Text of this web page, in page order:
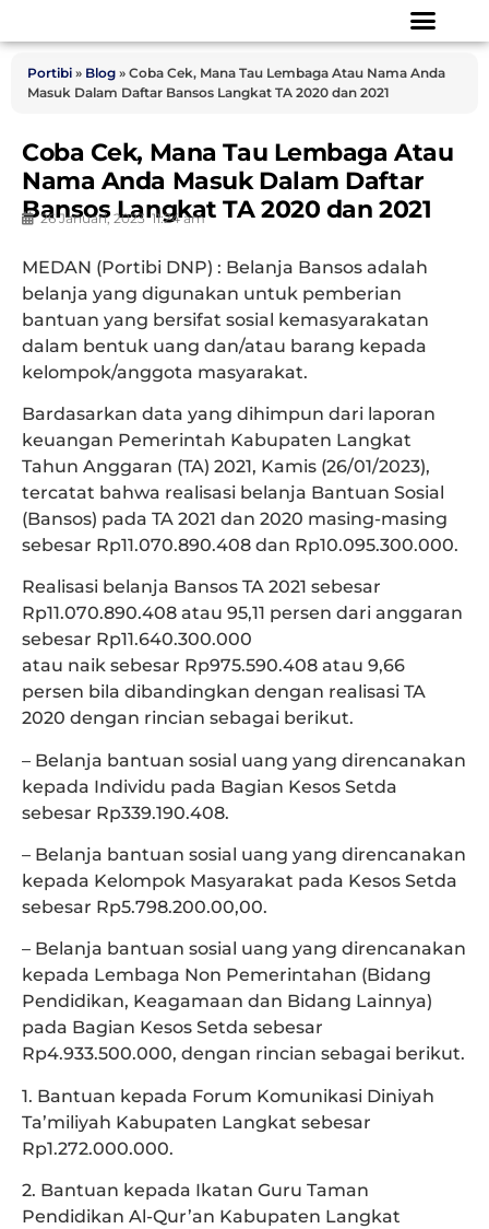
Portibi » Blog » Coba Cek, Mana Tau Lembaga Atau Nama Anda
Masuk Dalam Daftar Bansos Langkat TA 2020 dan 2021
Coba Cek, Mana Tau Lembaga Atau
Nama Anda Masuk Dalam Daftar
Bansos Langkat TA 2020 dan 2021
26 Januari, 2023 11:24 am
MEDAN (Portibi DNP) : Belanja Bansos adalah
belanja yang digunakan untuk pemberian
bantuan yang bersifat sosial kemasyarakatan
dalam bentuk uang dan/atau barang kepada
kelompok/anggota masyarakat.
Bardasarkan data yang dihimpun dari laporan
keuangan Pemerintah Kabupaten Langkat
Tahun Anggaran (TA) 2021, Kamis (26/01/2023),
tercatat bahwa realisasi belanja Bantuan Sosial
(Bansos) pada TA 2021 dan 2020 masing-masing
sebesar Rp11.070.890.408 dan Rp10.095.300.000.
Realisasi belanja Bansos TA 2021 sebesar
Rp11.070.890.408 atau 95,11 persen dari anggaran
sebesar Rp11.640.300.000
atau naik sebesar Rp975.590.408 atau 9,66
persen bila dibandingkan dengan realisasi TA
2020 dengan rincian sebagai berikut.
– Belanja bantuan sosial uang yang direncanakan
kepada Individu pada Bagian Kesos Setda
sebesar Rp339.190.408.
– Belanja bantuan sosial uang yang direncanakan
kepada Kelompok Masyarakat pada Kesos Setda
sebesar Rp5.798.200.00,00.
– Belanja bantuan sosial uang yang direncanakan
kepada Lembaga Non Pemerintahan (Bidang
Pendidikan, Keagamaan dan Bidang Lainnya)
pada Bagian Kesos Setda sebesar
Rp4.933.500.000, dengan rincian sebagai berikut.
1. Bantuan kepada Forum Komunikasi Diniyah
Ta’miliyah Kabupaten Langkat sebesar
Rp1.272.000.000.
2. Bantuan kepada Ikatan Guru Taman
Pendidikan Al-Qur’an Kabupaten Langkat